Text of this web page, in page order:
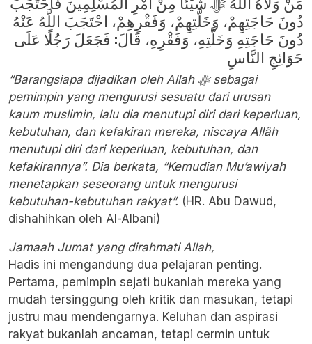
دُونَ حَاجَتِهِمْ، وَخَلَّتِهِمْ، وَفَقْرِهِمْ، احْتَجَبَ اللَّهُ عَنْهُ
دُونَ حَاجَتِهِ وَخَلَّتِهِ، وَفَقْرِهِ، قَالَ: فَجَعَلَ رَجُلًا عَلَى
حَوَائِجِ النَّاسِ
“Barangsiapa dijadikan oleh Allah ﷻ sebagai
pemimpin yang mengurusi sesuatu dari urusan
kaum muslimin, lalu dia menutupi diri dari keperluan,
kebutuhan, dan kefakiran mereka, niscaya Allâh
menutupi diri dari keperluan, kebutuhan, dan
kefakirannya”. Dia berkata, “Kemudian Mu’awiyah
menetapkan seseorang untuk mengurusi
kebutuhan-kebutuhan rakyat”. (HR. Abu Dawud,
dishahihkan oleh Al-Albani)
Jamaah Jumat yang dirahmati Allah,
Hadis ini mengandung dua pelajaran penting.
Pertama, pemimpin sejati bukanlah mereka yang
mudah tersinggung oleh kritik dan masukan, tetapi
justru mau mendengarnya. Keluhan dan aspirasi
rakyat bukanlah ancaman, tetapi cermin untuk